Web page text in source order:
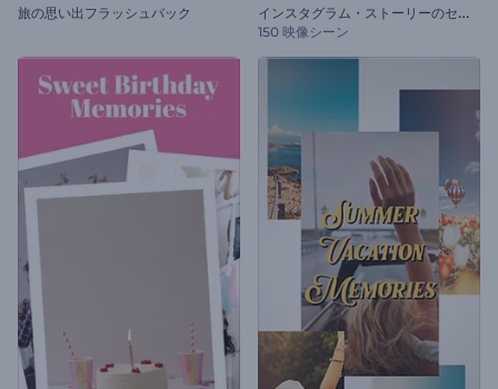
旅の思い出フラッシュバック イ
ンスタグラム・ストーリーのセット
150 映像シーン